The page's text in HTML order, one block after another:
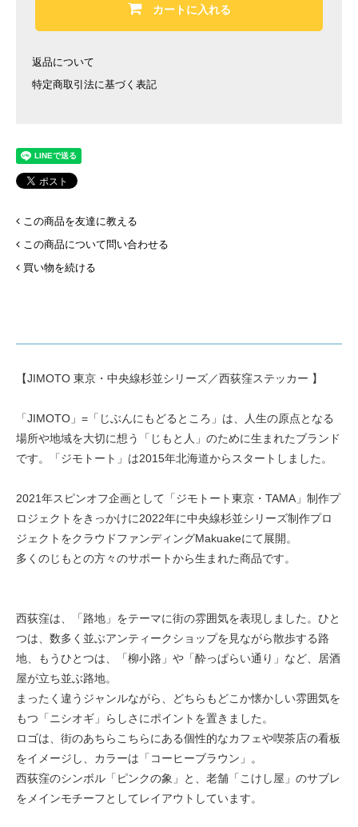
カートに入れる
返品について
特定商取引法に基づく表記
この商品を友達に教える
この商品について問い合わせる
買い物を続ける
【JIMOTO 東京・中央線杉並シリーズ／西荻窪ステッカー 】
「JIMOTO」=「じぶんにもどるところ」は、人生の原点となる
場所や地域を大切に想う「じもと人」のために生まれたブランド
です。「ジモトート」は2015年北海道からスタートしました。
2021年スピンオフ企画として「ジモトート東京・TAMA」制作プ
ロジェクトをきっかけに2022年に中央線杉並シリーズ制作プロ
ジェクトをクラウドファンディングMakuakeにて展開。
多くのじもとの方々のサポートから生まれた商品です。
西荻窪は、「路地」をテーマに街の雰囲気を表現しました。ひと
つは、数多く並ぶアンティークショップを見ながら散歩する路
地、もうひとつは、「柳小路」や「酔っぱらい通り」など、居酒
屋が立ち並ぶ路地。
まったく違うジャンルながら、どちらもどこか懐かしい雰囲気を
もつ「ニシオギ」らしさにポイントを置きました。
ロゴは、街のあちらこちらにある個性的なカフェや喫茶店の看板
をイメージし、カラーは「コーヒーブラウン」。
西荻窪のシンボル「ピンクの象」と、老舗「こけし屋」のサブレ
をメインモチーフとしてレイアウトしています。